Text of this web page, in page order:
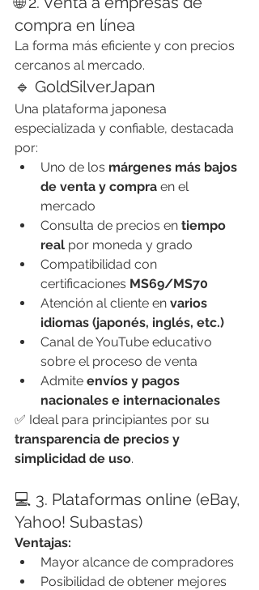
compra en línea
La forma más eficiente y con precios
cercanos al mercado.
🔹 GoldSilverJapan
Una plataforma japonesa
especializada y confiable, destacada
por:
Uno de los márgenes más bajos
de venta y compra en el
mercado
Consulta de precios en tiempo
real por moneda y grado
Compatibilidad con
certificaciones MS69/MS70
Atención al cliente en varios
idiomas (japonés, inglés, etc.)
Canal de YouTube educativo
sobre el proceso de venta
Admite envíos y pagos
nacionales e internacionales
✅ Ideal para principiantes por su
transparencia de precios y
simplicidad de uso.
💻 3. Plataformas online (eBay,
Yahoo! Subastas)
Ventajas:
Mayor alcance de compradores
Posibilidad de obtener mejores